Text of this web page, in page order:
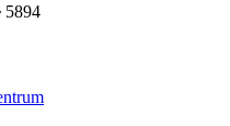
5894